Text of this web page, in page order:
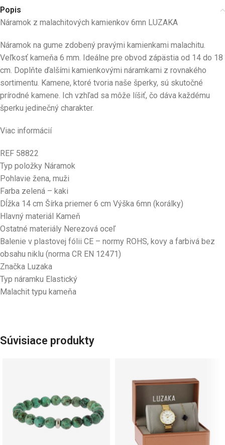
Popis
Náramok z malachitových kamienkov 6mn LUZAKA
Náramok na gume zdobený pravými kamienkami malachitu.
Veľkosť kameňa 6 mm. Ideálne pre obvod zápästia od 14 do 18
cm. Doplňte ďalšími kamienkovými náramkami z rovnakého
sortimentu. Kamene, ktoré tvoria naše šperky, sú skutočné
prírodné kamene. Ich vzhľad sa môže líšiť, čo dáva každému
šperku jedinečný charakter.
Viac informácií
REF 58822
Typ položky Náramok
Pohlavie žena, muži
Farba zelená – kaki
Dĺžka 14 cm Šírka priemer 6 cm Výška 6mn (korálky)
Hlavný materiál Kameň
Ostatné materiály Nerezová oceľ
Balenie v plastovej fólii CE – normy ROHS, kovy a farbivá bez
obsahu niklu (norma CR EN 12471)
Značka Luzaka
Typ náramku Elastický
Malachit typu kameňa
Súvisiace produkty